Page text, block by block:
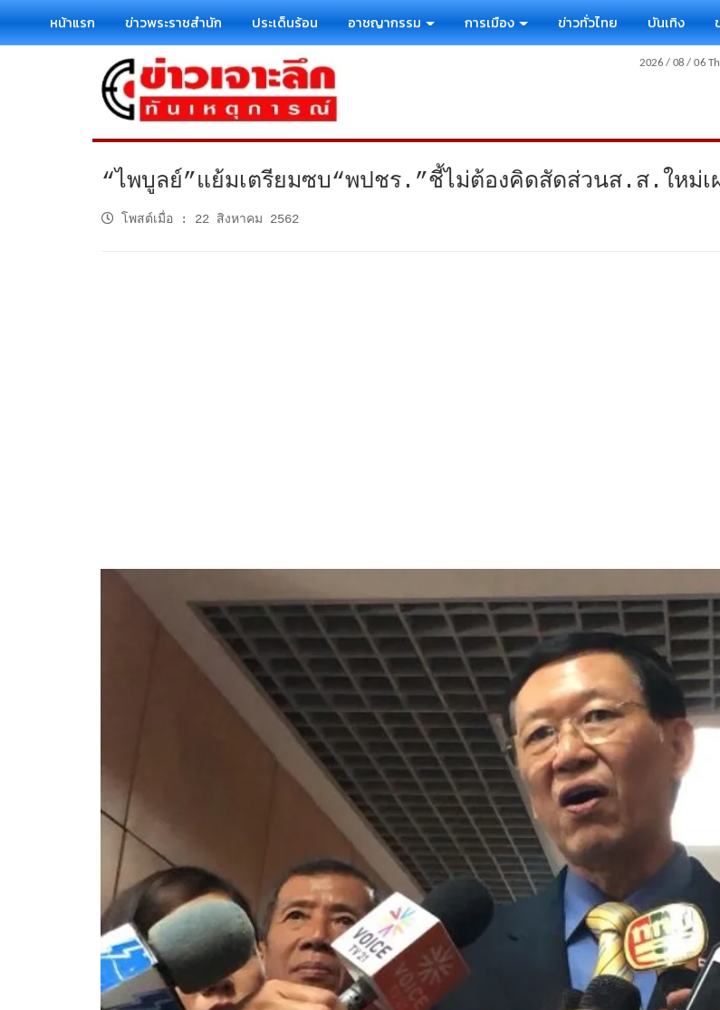
หน้าแรก ข่าวพระราชสำนัก ประเด็นร้อน อาชญากรรม การเมือง ข่าวทั่วไทย บันเทิง
“ไพบูลย์”แย้มเตรียมซบ“พปชร.”ชี้ไม่ต้องคิดสัดส่วนส.ส.ใหม่
โพสต์เมื่อ : 22 สิงหาคม 2562